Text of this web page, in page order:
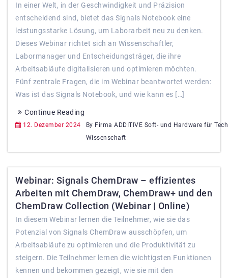
In einer Welt, in der Geschwindigkeit und Präzision
entscheidend sind, bietet das Signals Notebook eine
leistungsstarke Lösung, um Laborarbeit neu zu denken.
Dieses Webinar richtet sich an Wissenschaftler,
Labormanager und Entscheidungsträger, die ihre
Arbeitsabläufe digitalisieren und optimieren möchten.
Fünf zentrale Fragen, die im Webinar beantwortet werden:
Was ist das Signals Notebook, und wie kann es […]
Continue Reading
12. Dezember 2024
By Firma ADDITIVE Soft- und Hardware für
Wissenschaft
Webinar: Signals ChemDraw – effizientes
Arbeiten mit ChemDraw, ChemDraw+ und den
ChemDraw Collection (Webinar | Online)
In diesem Webinar lernen die Teilnehmer, wie sie das
Potenzial von Signals ChemDraw ausschöpfen, um
Arbeitsabläufe zu optimieren und die Produktivität zu
steigern. Die Teilnehmer lernen die wichtigsten Funktionen
kennen und bekommen gezeigt, wie sie mit den